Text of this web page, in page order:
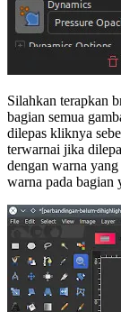
Silahkan terapkan
bagian semua
dilepas kliknya
terwarnai jika
dengan warna
warna pada